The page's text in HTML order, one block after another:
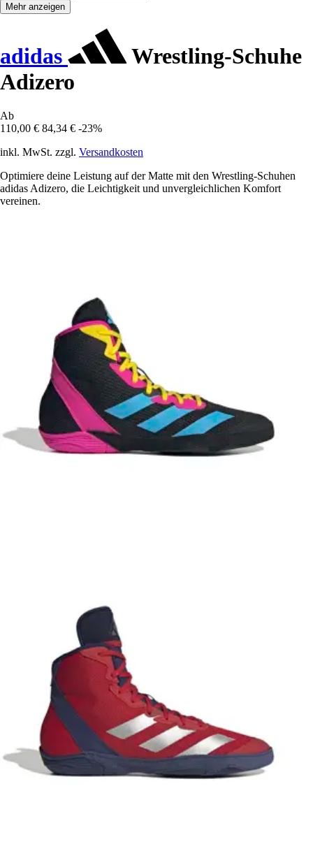
Mehr anzeigen
adidas
Wrestling-Schuhe
Adizero
Ab
110,00 € 84,34 € -23%
inkl. MwSt. zzgl. Versandkosten
Optimiere deine Leistung auf der Matte mit den Wrestling-Schuhen
adidas Adizero, die Leichtigkeit und unvergleichlichen Komfort
vereinen.